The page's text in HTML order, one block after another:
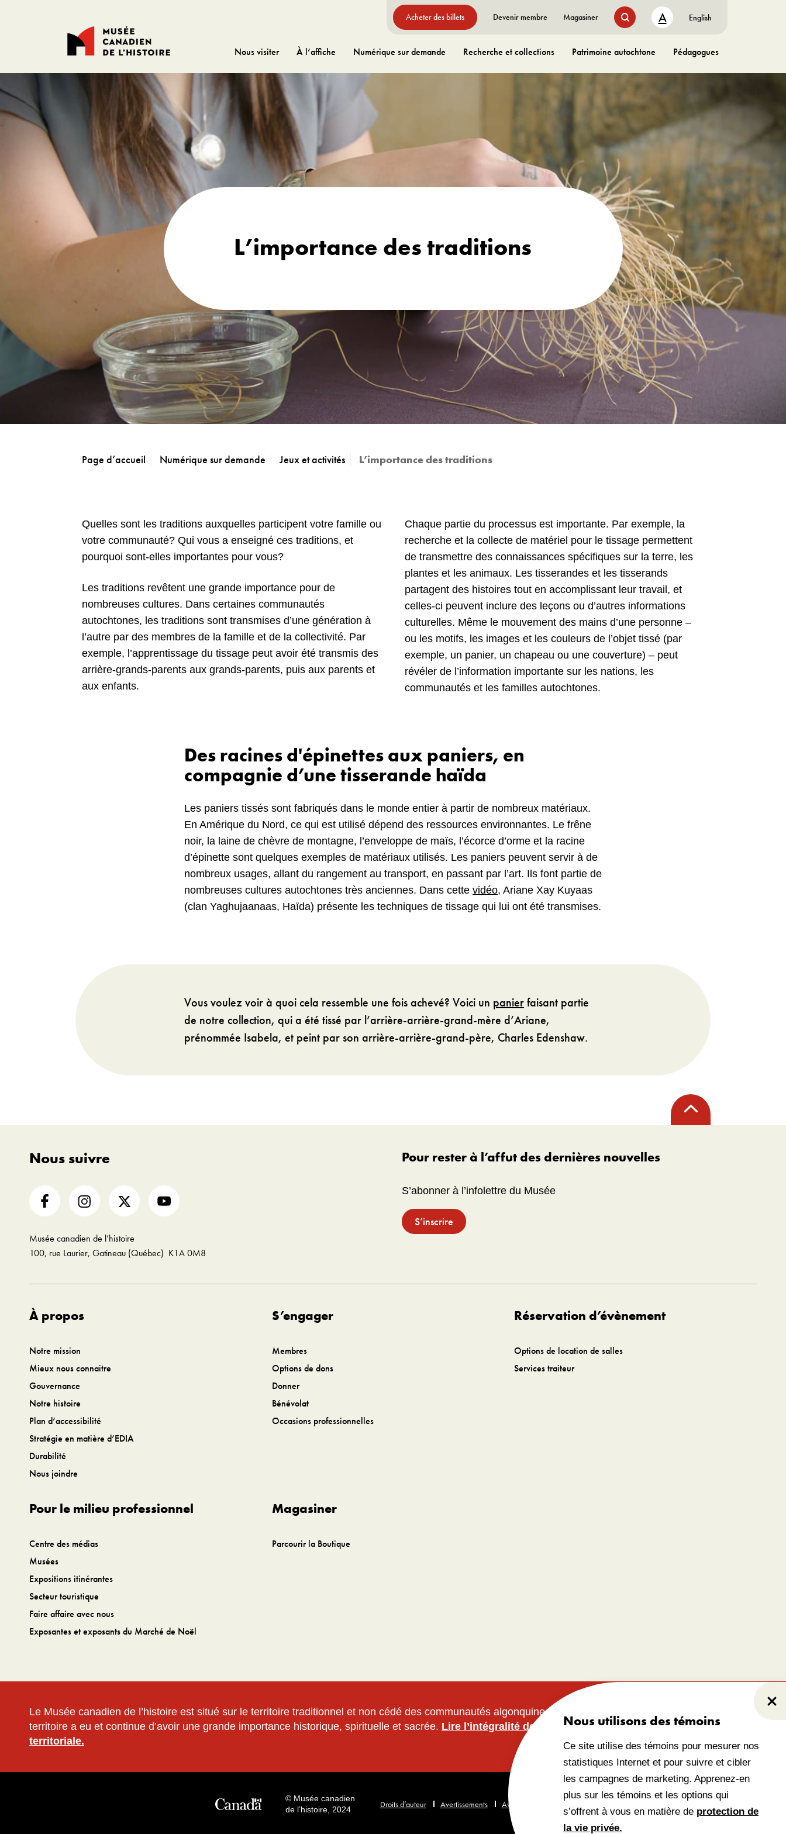
Nous utilisons des témoins
Ce site utilise des témoins pour mesurer nos
statistiques Internet et pour suivre et cibler
les campagnes de marketing. Apprenez-en
plus sur les témoins et les options qui
s’offrent à vous en matière de protection de
la vie privée.
Nous visiter À l’affiche Numérique sur demande Recherche et collections Patrimoine autochtone Pédagogues
Acheter des billets Devenir membre Magasiner A English
L’importance des traditions
Page d’accueil Numérique sur demande Jeux et activités L’importance des traditions
Quelles sont les traditions auxquelles participent votre famille ou
votre communauté? Qui vous a enseigné ces traditions, et
pourquoi sont-elles importantes pour vous?
Les traditions revêtent une grande importance pour de
nombreuses cultures. Dans certaines communautés
autochtones, les traditions sont transmises d’une génération à
l’autre par des membres de la famille et de la collectivité. Par
exemple, l’apprentissage du tissage peut avoir été transmis des
arrière-grands-parents aux grands-parents, puis aux parents et
aux enfants.
Chaque partie du processus est importante. Par exemple, la
recherche et la collecte de matériel pour le tissage permettent
de transmettre des connaissances spécifiques sur la terre, les
plantes et les animaux. Les tisserandes et les tisserands
partagent des histoires tout en accomplissant leur travail, et
celles-ci peuvent inclure des leçons ou d’autres informations
culturelles. Même le mouvement des mains d’une personne –
ou les motifs, les images et les couleurs de l’objet tissé (par
exemple, un panier, un chapeau ou une couverture) – peut
révéler de l’information importante sur les nations, les
communautés et les familles autochtones.
Des racines d'épinettes aux paniers, en
compagnie d’une tisserande haïda
Les paniers tissés sont fabriqués dans le monde entier à partir de nombreux matériaux.
En Amérique du Nord, ce qui est utilisé dépend des ressources environnantes. Le frêne
noir, la laine de chèvre de montagne, l’enveloppe de maïs, l’écorce d’orme et la racine
d’épinette sont quelques exemples de matériaux utilisés. Les paniers peuvent servir à de
nombreux usages, allant du rangement au transport, en passant par l’art. Ils font partie de
nombreuses cultures autochtones très anciennes. Dans cette vidéo, Ariane Xay Kuyaas
(clan Yaghujaanaas, Haïda) présente les techniques de tissage qui lui ont été transmises.
Vous voulez voir à quoi cela ressemble une fois achevé? Voici un panierfaisant partie
de notre collection, qui a été tissé par l’arrière-arrière-grand-mère d’Ariane,
prénommée Isabela, et peint par son arrière-arrière-grand-père, Charles Edenshaw.
Retour
en
Nous suivre
Musée canadien de l’histoire
100, rue Laurier, Gatineau (Québec) K1A 0M8
Pour rester à l’affut des dernières nouvelles
S’abonner à l’infolettre du Musée
S’inscrire
À propos
Notre mission
Mieux nous connaitre
Gouvernance
Notre histoire
Plan d’accessibilité
Stratégie en matière d’EDIA
Durabilité
Nous joindre
S’engager
Membres
Options de dons
Donner
Bénévolat
Occasions professionnelles
Réservation d’évènement
Options de location de salles
Services traiteur
Pour le milieu professionnel
Centre des médias
Musées
Expositions itinérantes
Secteur touristique
Faire affaire avec nous
Exposantes et exposants du Marché de Noël
Magasiner
Parcourir la Boutique
Le Musée canadien de l’histoire est situé sur le territoire traditionnel et non cédé des communautés algonquines Anishinabeg. Ce
territoire a eu et continue d’avoir une grande importance historique, spirituelle et sacrée. Lire l’intégralité de la reconnaissance
territoriale.
Droits d’auteur Avertissements Avis de confidentialité
© Musée canadien
de l’histoire, 2024